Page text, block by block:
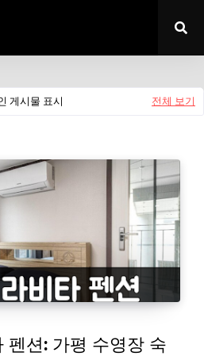
게시물 표시 전체 보기
펜션: 가평 수영장 숙